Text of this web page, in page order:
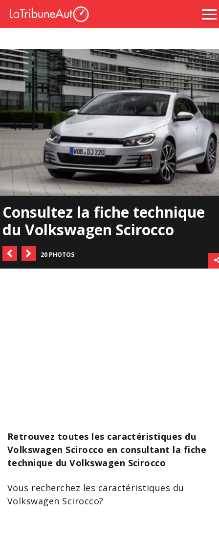
Consultez la fiche technique
du Volkswagen Scirocco
20 PHOTOS
Retrouvez toutes les caractéristiques du
Volkswagen Scirocco en consultant la fiche
technique du Volkswagen Scirocco
Vous recherchez les caractéristiques du
Volkswagen Scirocco?